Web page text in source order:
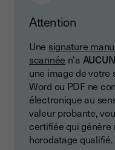
Attention
Une signature
scannée n'a
une image de
Word ou PDF ne
électronique au
valeur probante,
certifiée qui génère
horodatage qualifié.